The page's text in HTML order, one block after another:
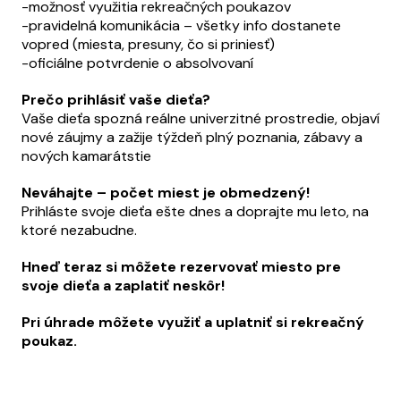
-možnosť využitia rekreačných poukazov
-pravidelná komunikácia – všetky info dostanete
vopred (miesta, presuny, čo si priniesť)
-oficiálne potvrdenie o absolvovaní
Prečo prihlásiť vaše dieťa?
Vaše dieťa spozná reálne univerzitné prostredie, objaví
nové záujmy a zažije týždeň plný poznania, zábavy a
nových kamarátstie
Neváhajte – počet miest je obmedzený!
Prihláste svoje dieťa ešte dnes a doprajte mu leto, na
ktoré nezabudne.
Hneď teraz si môžete rezervovať miesto pre
svoje dieťa a zaplatiť neskôr!
Pri úhrade môžete využiť a uplatniť si rekreačný
poukaz.